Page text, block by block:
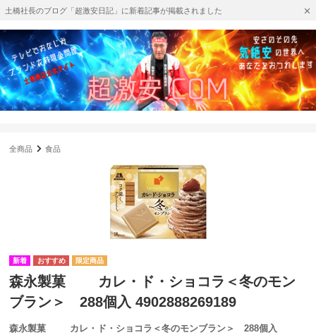
土橋社長のブログ「超激安日記」に新着記事が掲載されました
全商品 食品
森永製菓 カレ・ド・ショコラ＜冬のモン
ブラン＞ 288個入 4902888269189
森永製菓 カレ・ド・ショコラ＜冬のモンブラン＞ 288個入